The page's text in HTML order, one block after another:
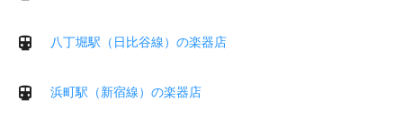
八丁堀駅（日比谷線）の楽器店
浜町駅（新宿線）の楽器店